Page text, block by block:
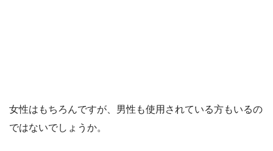
女性はもちろんですが、男性も使用されている方もいるの
ではないでしょうか。